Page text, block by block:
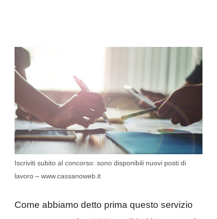
Iscriviti subito al concorso: sono disponibili nuovi posti di
lavoro – www.cassanoweb.it
Come abbiamo detto prima questo servizio